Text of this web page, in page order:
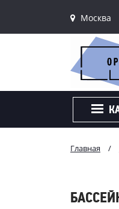
Москва
Санкт-
Москва
Главная /